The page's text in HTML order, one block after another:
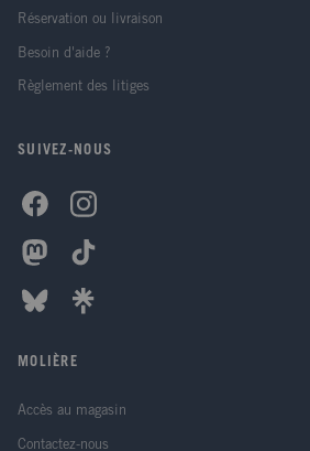
Réservation ou livraison
Besoin d'aide ?
Règlement des litiges
SUIVEZ-NOUS
MOLIÈRE
Accès au magasin
Contactez-nous